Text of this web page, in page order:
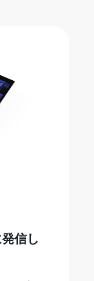
信し